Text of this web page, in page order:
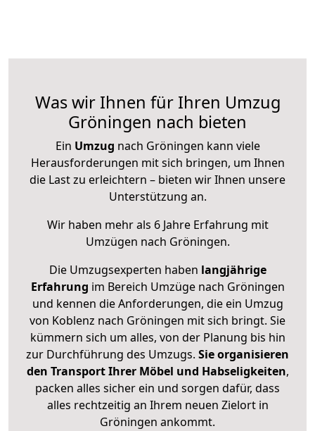
Was wir Ihnen für Ihren Umzug
Gröningen nach bieten
Ein Umzug nach Gröningen kann viele
Herausforderungen mit sich bringen, um Ihnen
die Last zu erleichtern – bieten wir Ihnen unsere
Unterstützung an.
Wir haben mehr als 6 Jahre Erfahrung mit
Umzügen nach Gröningen.
Die Umzugsexperten haben langjährige
Erfahrung im Bereich Umzüge nach Gröningen
und kennen die Anforderungen, die ein Umzug
von Koblenz nach Gröningen mit sich bringt. Sie
kümmern sich um alles, von der Planung bis hin
zur Durchführung des Umzugs. Sie organisieren
den Transport Ihrer Möbel und Habseligkeiten,
packen alles sicher ein und sorgen dafür, dass
alles rechtzeitig an Ihrem neuen Zielort in
Gröningen ankommt.